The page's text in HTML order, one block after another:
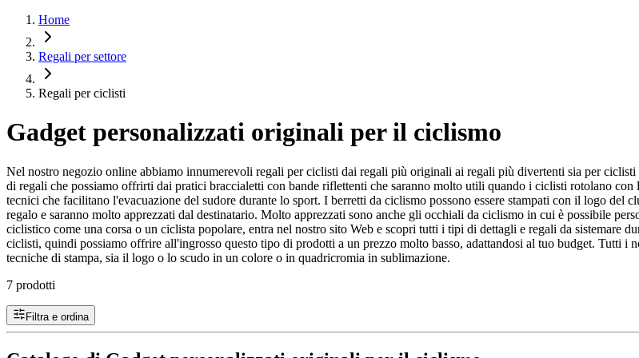
Home
Regali per settore
Regali per ciclisti
Gadget personalizzati originali per il ciclismo
Nel nostro negozio online abbiamo innumerevoli regali per ciclisti dai regali più originali ai regali più divertenti sia per
di regali che possiamo offrirti dai pratici braccialetti con bande riflettenti che saranno molto utili quando i ciclisti rotolano
tecnici che facilitano l'evacuazione del sudore durante lo sport. I berretti da ciclismo possono essere stampati con il logo del
regalo e saranno molto apprezzati dal destinatario. Molto apprezzati sono anche gli occhiali da ciclismo in cui è possibile
ciclistico come una corsa o un ciclista popolare, entra nel nostro sito Web e scopri tutti i tipi di dettagli e regali da
ciclisti, quindi possiamo offrire all'ingrosso questo tipo di prodotti a un prezzo molto basso, adattandosi al tuo budget. Tutti i
tecniche di stampa, sia il logo o lo scudo in un colore o in quadricromia in sublimazione.
7 prodotti
Filtra e ordina